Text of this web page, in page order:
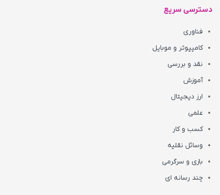
دسترسی سریع
فناوری
کامپیوتر و موبایل
نقد و بررسی
آموزش
ارز دیجیتال
علمی
کسب و کار
وسائل نقلیه
بازی و سرگرمی
چند رسانه ای